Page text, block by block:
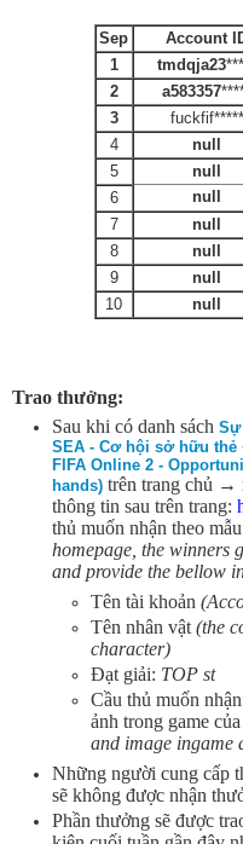
Sep Account
1
tmdqja23
2
a583357
3
fuckfif*****
4
null
5
null
6
null
7
null
8
null
9
null
10
null
Trao thưởng:
Sau khi có danh sách Sự
SEA - Cơ hội sở hữu thẻ
FIFA Online 2 -
hands)trên trang chủ →
thông tin sau trên trang:
thủ muốn nhận theo
homepage, the winners
and provide the bellow
Tên tài khoản
Tên nhân vật (the
character)
Đạt giải: TOP st
Cầu thủ muốn
ảnh trong game
and image ingame
Những người cung cấp
sẽ không được nhận
Phần thưởng sẽ được